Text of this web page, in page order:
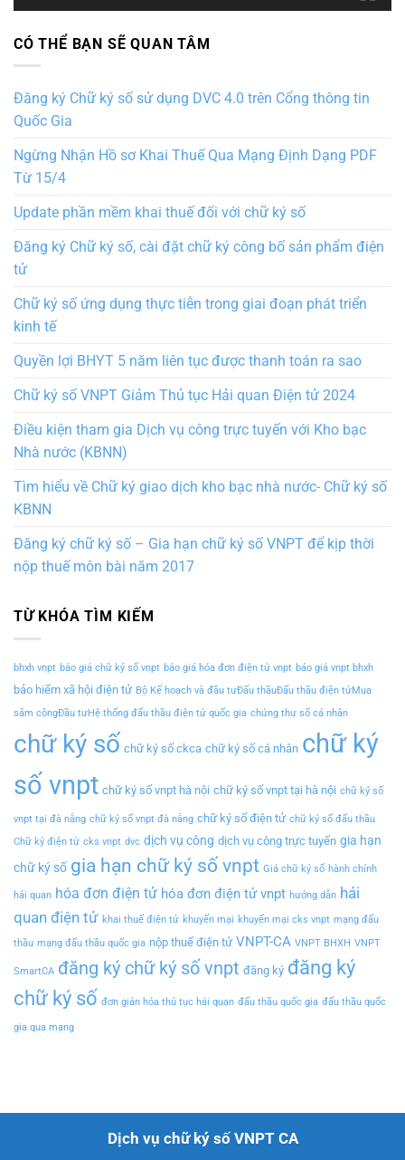
CÓ THỂ BẠN SẼ QUAN TÂM
Đăng ký Chữ ký số sử dụng DVC 4.0 trên Cổng thông tin
Quốc Gia
Ngừng Nhận Hồ sơ Khai Thuế Qua Mạng Định Dạng PDF
Từ 15/4
Update phần mềm khai thuế đối với chữ ký số
Đăng ký Chữ ký số, cài đặt chữ ký công bố sản phẩm điện
tử
Chữ ký số ứng dụng thực tiễn trong giai đoạn phát triển
kinh tế
Quyền lợi BHYT 5 năm liên tục được thanh toán ra sao
Chữ ký số VNPT Giảm Thủ tục Hải quan Điện tử 2024
Điều kiện tham gia Dịch vụ công trực tuyến với Kho bạc
Nhà nước (KBNN)
Tìm hiểu về Chữ ký giao dịch kho bạc nhà nước- Chữ ký số
KBNN
Đăng ký chữ ký số – Gia hạn chữ ký số VNPT để kịp thời
nộp thuế môn bài năm 2017
TỪ KHÓA TÌM KIẾM
bhxh vnpt báo giá chữ ký số vnpt báo giá hóa đơn điện tử vnpt báo giá vnpt bhxh
bảo hiểm xã hội điện tử Bộ Kế hoạch và đầu tưĐấu thầuĐấu thầu điện tửMua
sắm côngĐầu tưHệ thống đấu thầu điện tử quốc gia chứng thư số cá nhân
chữ ký số chữ ký số ckca chữ ký số cá nhân chữ ký
số vnpt chữ ký số vnpt hà nội chữ ký số vnpt tại hà nội chữ ký số
vnpt tại đà nẵng chữ ký số vnpt đà nẵng chữ ký số điện tử chữ ký số đấu thầu
Chữ ký điện tử cks vnpt dvc dịch vụ công dịch vụ công trực tuyến gia hạn
chữ ký số gia hạn chữ ký số vnpt Giá chữ ký số hành chính
hải quan hóa đơn điện tử hóa đơn điện tử vnpt hướng dẫn hải
quan điện tử khai thuế điện tử khuyến mại khuyến mại cks vnpt mạng đấu
thầu mạng đấu thầu quốc gia nộp thuế điện tử VNPT-CA VNPT BHXH VNPT
SmartCA đăng ký chữ ký số vnpt đăng ký đăng ký
chữ ký số đơn giản hóa thủ tục hải quan đấu thầu quốc gia đấu thầu quốc
gia qua mạng
Dịch vụ chữ ký số VNPT CA